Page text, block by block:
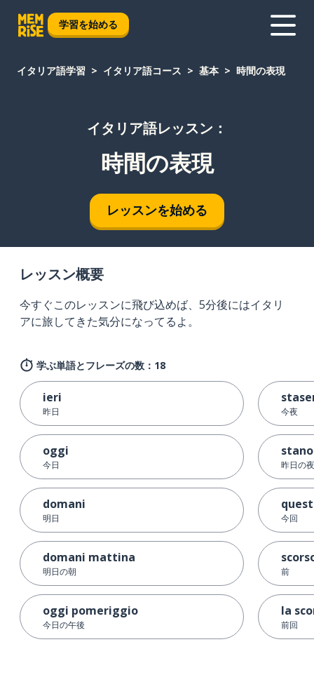
学習を始める
イタリア語学習 イタリア語コース 基本 時間の表現
イタリア語レッスン：
時間の表現
レッスンを始める
レッスン概要
今すぐこのレッスンに飛び込めば、5分後にはイタリ
アに旅してきた気分になってるよ。
学ぶ単語とフレーズの数：18
ieri
昨日
oggi
今日
domani
明日
domani mattina
明日の朝
oggi pomeriggio
今日の午後
今夜
昨日の夜
今回
前
la
前回